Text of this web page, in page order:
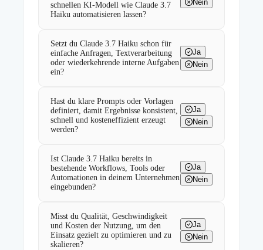
schnellen KI-Modell wie Claude 3.7
Haiku automatisieren lassen?
Nein
Setzt du Claude 3.7 Haiku schon für
einfache Anfragen, Textverarbeitung
oder wiederkehrende interne Aufgaben
ein?
Ja
Nein
Hast du klare Prompts oder Vorlagen
definiert, damit Ergebnisse konsistent,
schnell und kosteneffizient erzeugt
werden?
Ja
Nein
Ist Claude 3.7 Haiku bereits in
bestehende Workflows, Tools oder
Automationen in deinem Unternehmen
eingebunden?
Ja
Nein
Misst du Qualität, Geschwindigkeit
und Kosten der Nutzung, um den
Einsatz gezielt zu optimieren und zu
skalieren?
Ja
Nein